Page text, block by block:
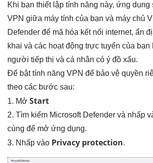
Khi bạn thiết lập tính năng này, ứng dụng
VPN giữa máy tính của bạn và máy chủ
Defender để mã hóa kết nối internet, ẩn
khai và các hoạt động trực tuyến của
người tiếp thị và cá nhân có ý đồ xấu.
Để bật tính năng VPN để bảo vệ quyền
theo các bước sau:
1. Mở Start
2. Tìm kiếm Microsoft Defender và nhấp
cùng để mở ứng dụng.
3. Nhấp vào Privacy protection.